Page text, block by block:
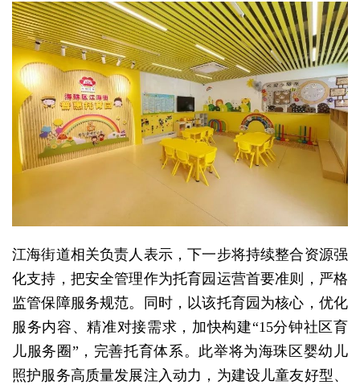
江海街道相关负责人表示，下一步将持续整合资源强
化支持，把安全管理作为托育园运营首要准则，严格
监管保障服务规范。同时，以该托育园为核心，优化
服务内容、精准对接需求，加快构建“15分钟社区育
儿服务圈”，完善托育体系。此举将为海珠区婴幼儿
照护服务高质量发展注入动力，为建设儿童友好型、